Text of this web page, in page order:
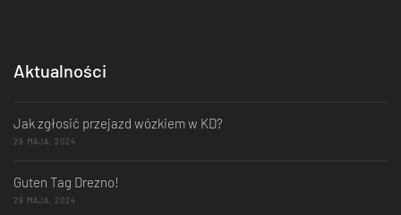
Aktualności
Jak zgłosić przejazd wózkiem w KD?
29 MAJA, 2024
Guten Tag Drezno!
29 MAJA, 2024